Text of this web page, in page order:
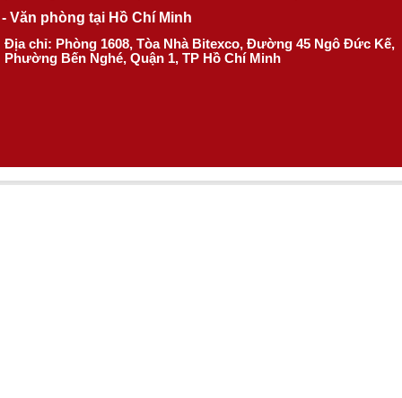
- Văn phòng tại Hồ Chí Minh
Địa chỉ: Phòng 1608, Tòa Nhà Bitexco, Đường 45 Ngô Đức Kế,
Phường Bến Nghé, Quận 1, TP Hồ Chí Minh